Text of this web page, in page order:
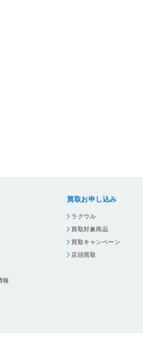
報
買取お申し込み
ラクウル
買取対象商品
買取キャンペーン
店頭買取